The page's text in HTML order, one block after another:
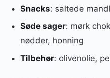
Snacks: saltede
Søde sager: mørk
nødder, honning
Tilbehør: olivenolie,